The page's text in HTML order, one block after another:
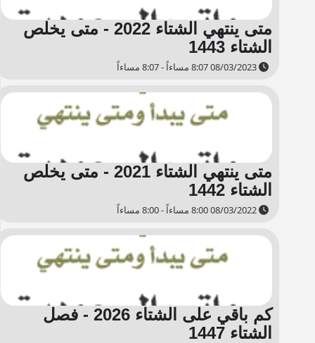
متى ينتهي الشتاء 2022 - متى يخلص
الشتاء 1443
متى ينتهي الشتاء 2021 - متى يخلص
الشتاء 1442
كم باقي على الشتاء 2026 - فصل
الشتاء 1447